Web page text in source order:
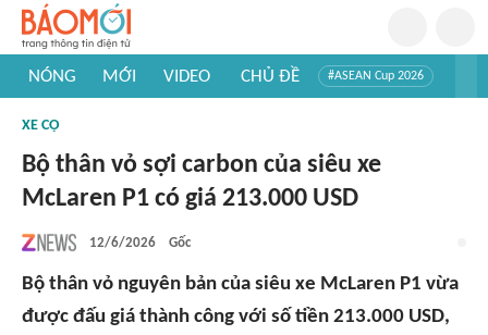
NÓNG MỚI VIDEO CHỦ ĐỀ #ASEAN Cup 2026
#Khám phá thế giới
XE CỘ
Bộ thân vỏ sợi carbon của siêu xe
McLaren P1 có giá 213.000 USD
12/6/2026 Gốc
Bộ thân vỏ nguyên bản của siêu xe McLaren P1 vừa
được đấu giá thành công với số tiền 213.000 USD,